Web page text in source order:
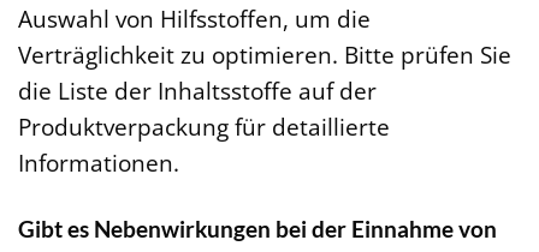
Auswahl von Hilfsstoffen, um die
Verträglichkeit zu optimieren. Bitte prüfen Sie
die Liste der Inhaltsstoffe auf der
Produktverpackung für detaillierte
Informationen.
Gibt es Nebenwirkungen bei der Einnahme von